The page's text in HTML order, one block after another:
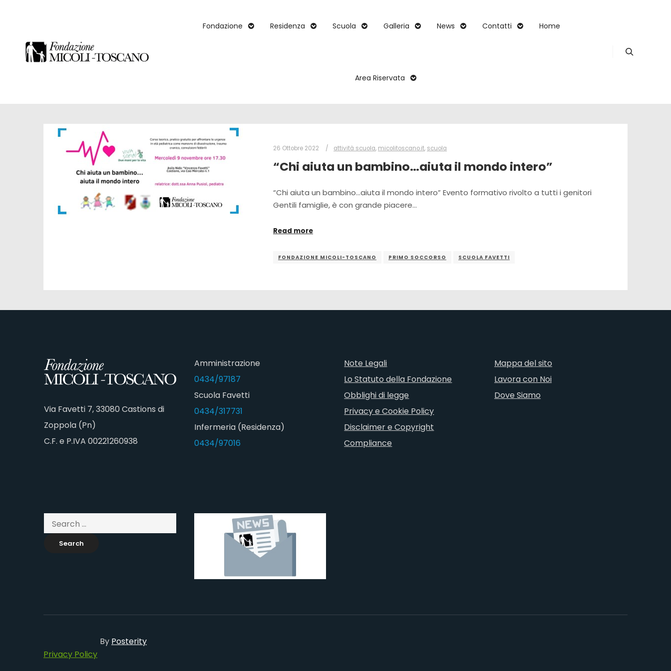
Fondazione Residenza Scuola Galleria News Contatti Home
Area Riservata
26 Ottobre 2022 attività scuola, micolitoscano.it, scuola
“Chi aiuta un bambino…aiuta il mondo intero”
“Chi aiuta un bambino…aiuta il mondo intero” Evento formativo rivolto a tutti i genitori
Gentili famiglie, è con grande piacere…
Read more
FONDAZIONE MICOLI-TOSCANO PRIMO SOCCORSO SCUOLA FAVETTI
Via Favetti 7, 33080 Castions di
Zoppola (Pn)
C.F. e P.IVA 00221260938
Amministrazione
0434/97187
Scuola Favetti
0434/317731
Infermeria (Residenza)
0434/97016
Note Legali
Lo Statuto della Fondazione
Obblighi di legge
Privacy e Cookie Policy
Disclaimer e Copyright
Compliance
Mappa del sito
Lavora con Noi
Dove Siamo
Privacy Policy
By Posterity